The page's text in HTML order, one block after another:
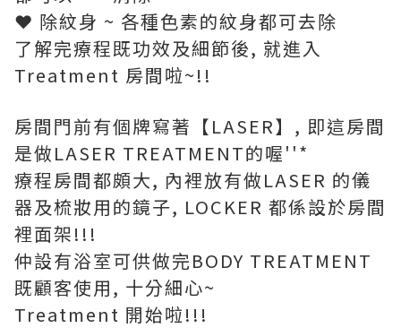
❤ 除紋身 ~ 各種色素的紋身都可去除
了解完療程既功效及細節後, 就進入
Treatment 房間啦~!!
房間門前有個牌寫著【LASER】, 即這房間
是做LASER TREATMENT的喔''*
療程房間都頗大, 內裡放有做LASER 的儀
器及梳妝用的鏡子, LOCKER 都係設於房間
裡面架!!!
仲設有浴室可供做完BODY TREATMENT
既顧客使用, 十分細心~
Treatment 開始啦!!!